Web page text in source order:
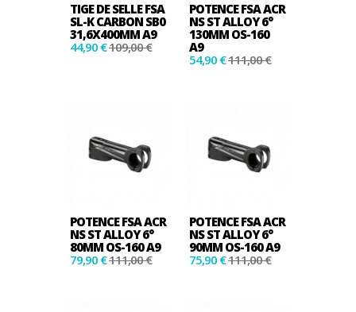
TIGE DE SELLE FSA
SL-K CARBON SB0
31,6X400MM A9
44,90 €109,00 €
POTENCE FSA ACR
NS ST ALLOY 6°
130MM OS-160
A9
54,90 €111,00 €
POTENCE FSA ACR
NS ST ALLOY 6°
80MM OS-160 A9
79,90 €111,00 €
POTENCE FSA ACR
NS ST ALLOY 6°
90MM OS-160 A9
75,90 €111,00 €